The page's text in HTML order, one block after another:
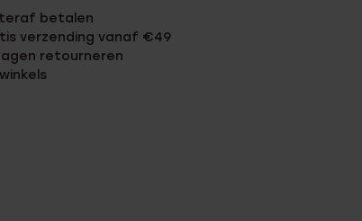
betalen
verzending vanaf €49
retourneren